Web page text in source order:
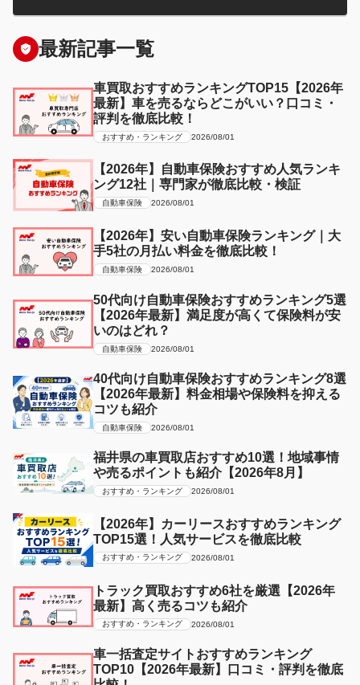
最新記事一覧
車買取おすすめランキングTOP15【2026年
最新】車を売るならどこがいい？口コミ・
評判を徹底比較！
おすすめ・ランキング 2026/08/01
【2026年】自動車保険おすすめ人気ランキ
ング12社｜専門家が徹底比較・検証
自動車保険 2026/08/01
【2026年】安い自動車保険ランキング｜大
手5社の月払い料金を徹底比較！
自動車保険 2026/08/01
50代向け自動車保険おすすめランキング5選
【2026年最新】満足度が高くて保険料が安
いのはどれ？
自動車保険 2026/08/01
40代向け自動車保険おすすめランキング8選
【2026年最新】料金相場や保険料を抑える
コツも紹介
自動車保険 2026/08/01
福井県の車買取店おすすめ10選！地域事情
や売るポイントも紹介【2026年8月】
おすすめ・ランキング 2026/08/01
【2026年】カーリースおすすめランキング
TOP15選！人気サービスを徹底比較
おすすめ・ランキング 2026/08/01
トラック買取おすすめ6社を厳選【2026年
最新】高く売るコツも紹介
おすすめ・ランキング 2026/08/01
車一括査定サイトおすすめランキング
TOP10【2026年最新】口コミ・評判を徹底